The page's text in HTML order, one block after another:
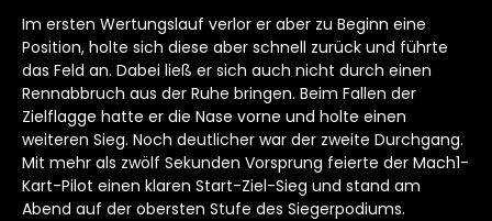
Im ersten Wertungslauf verlor er aber zu Beginn eine
Position, holte sich diese aber schnell zurück und führte
das Feld an. Dabei ließ er sich auch nicht durch einen
Rennabbruch aus der Ruhe bringen. Beim Fallen der
Zielflagge hatte er die Nase vorne und holte einen
weiteren Sieg. Noch deutlicher war der zweite Durchgang.
Mit mehr als zwölf Sekunden Vorsprung feierte der Mach1-
Kart-Pilot einen klaren Start-Ziel-Sieg und stand am
Abend auf der obersten Stufe des Siegerpodiums.